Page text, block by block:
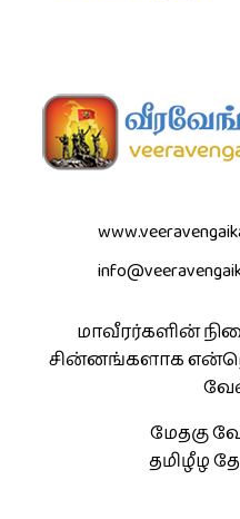
மாவீரர்களின்
சின்னங்களாக
மேதகு
தமிழீழ